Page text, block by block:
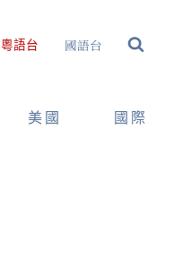
粵語台 國語台
美國 國際